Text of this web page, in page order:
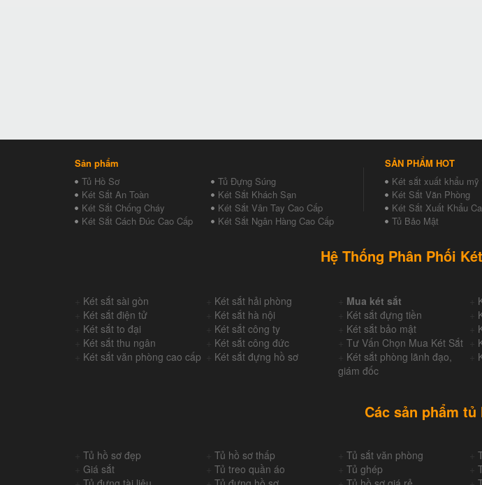
Sản phẩm
Tủ Hồ Sơ
Tủ Đựng Súng
Két Sắt An Toàn
Két Sắt Khách Sạn
Két Sắt Chống Cháy
Két Sắt Vân Tay Cao Cấp
Két Sắt Cách Đúc Cao Cấp
Két Sắt Ngân Hàng Cao Cấp
SẢN PHẨM HOT
Két sắt xuất khẩu mỹ
Két Sắt Văn Phòng
Két Sắt Xuất Khẩu
Tủ Bảo Mật
Hệ Thống Phân Phối
Két sắt sài gòn Két sắt hải phòng Mua két sắt
Két sắt điện tử Két sắt hà nội Két sắt đựng tiền
Két sắt to đại Két sắt công ty Két sắt bảo mật
Két sắt thu ngân Két sắt công đức Tư Vấn Chọn Mua Két Sắt
Két sắt văn phòng cao cấp Két sắt đựng hồ sơ
Két sắt phòng lãnh đạo,
giám đốc
Các sản phẩm
Tủ hồ sơ đẹp +Tủ hồ sơ thấp Tủ sắt văn phòng
Giá sắt +Tủ treo quần áo Tủ ghép